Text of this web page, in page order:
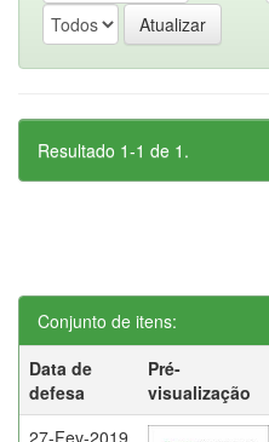
Resultado 1-1 de 1.
Conjunto de itens:
Data de
defesa
Pré-
visualização
27-Fev-2019